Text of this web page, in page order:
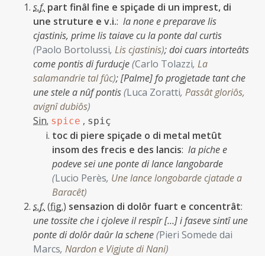
s.f. part finâl fine e spiçade di un imprest, di
une struture e v.i.: la none e preparave lis
cjastinis, prime lis taiave cu la ponte dal curtìs
(Paolo Bortolussi, Lis cjastinis);doi cuars intorteâts
come pontis di furducje(Carlo Tolazzi, La
salamandrie tal fûc);[Palme] fo progjetade tant che
une stele a nûf pontis(Luca Zoratti, Passât gloriôs,
avignî dubiôs)
Sin. spice , spiç
toc di piere spiçade o di metal metût
insom des frecis e des lancis: la piche e
podeve sei une ponte di lance langobarde
(Lucio Perès, Une lance longobarde cjatade a
Baracêt)
s.f. (fig.) sensazion di dolôr fuart e concentrât:
une tossite che i cjoleve il respîr […] i faseve sintî une
ponte di dolôr daûr la schene(Pieri Somede dai
Marcs, Nardon e Vigjute di Nani)